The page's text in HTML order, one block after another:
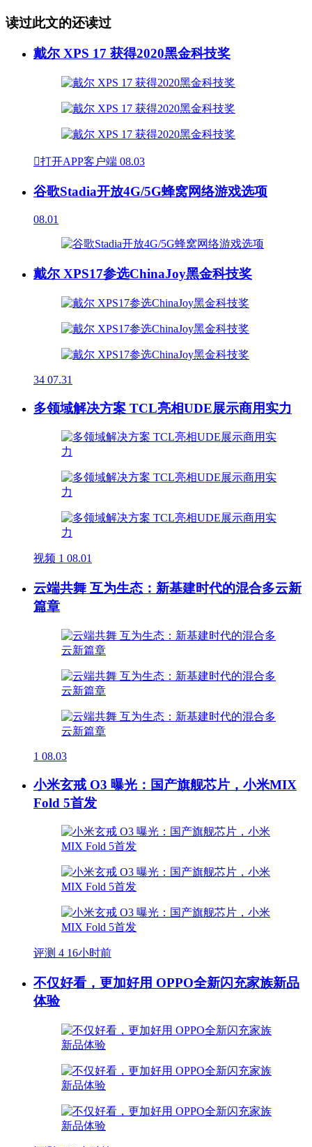
读过此文的还读过
戴尔 XPS 17 获得2020黑金科技奖
打开APP客户端 08.03
谷歌Stadia开放4G/5G蜂窝网络游戏选项
08.01
戴尔 XPS17参选ChinaJoy黑金科技奖
34 07.31
多领域解决方案 TCL亮相UDE展示商用实力
视频 1 08.01
云端共舞 互为生态：新基建时代的混合多云新
篇章
1 08.03
小米玄戒 O3 曝光：国产旗舰芯片，小米MIX
Fold 5首发
评测 4 16小时前
不仅好看，更加好用 OPPO全新闪充家族新品
体验